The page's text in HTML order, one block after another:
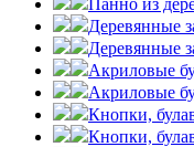
Панно из
Деревянные
Деревянные
Акриловые
Акриловые
Кнопки,
Кнопки,